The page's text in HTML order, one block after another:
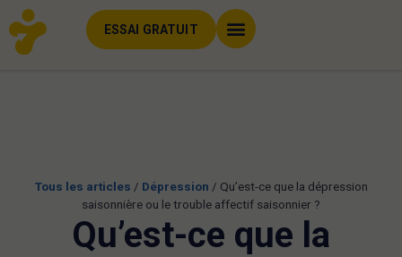
ESSAI GRATUIT
Tous les articles / Dépression / Qu’est-ce que la dépression
saisonnière ou le trouble affectif saisonnier ?
Qu’est-ce que la